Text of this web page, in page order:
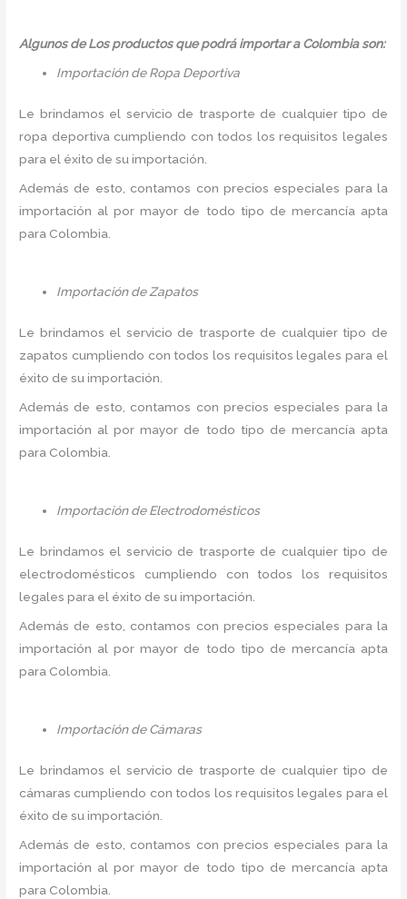
Algunos de Los productos que podrá importar a Colombia son:
Importación de Ropa Deportiva
Le brindamos el servicio de trasporte de cualquier tipo de
ropa deportiva cumpliendo con todos los requisitos legales
para el éxito de su importación.
Además de esto, contamos con precios especiales para la
importación al por mayor de todo tipo de mercancía apta
para Colombia.
Importación de Zapatos
Le brindamos el servicio de trasporte de cualquier tipo de
zapatos cumpliendo con todos los requisitos legales para el
éxito de su importación.
Además de esto, contamos con precios especiales para la
importación al por mayor de todo tipo de mercancía apta
para Colombia.
Importación de Electrodomésticos
Le brindamos el servicio de trasporte de cualquier tipo de
electrodomésticos cumpliendo con todos los requisitos
legales para el éxito de su importación.
Además de esto, contamos con precios especiales para la
importación al por mayor de todo tipo de mercancía apta
para Colombia.
Importación de Cámaras
Le brindamos el servicio de trasporte de cualquier tipo de
cámaras cumpliendo con todos los requisitos legales para el
éxito de su importación.
Además de esto, contamos con precios especiales para la
importación al por mayor de todo tipo de mercancía apta
para Colombia.